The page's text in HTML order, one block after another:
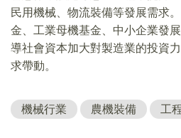
民用機械、物流裝備等發展需求
金、工業母機基金、中小企業發
導社會資本加大對製造業的投資
求帶動。
機械行業 農機裝備 工